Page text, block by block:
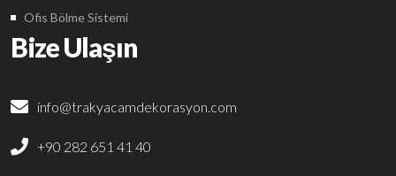
Ofis Bölme Sistemi
Bize Ulaşın
info@trakyacamdekorasyon.com
+90 282 651 41 40